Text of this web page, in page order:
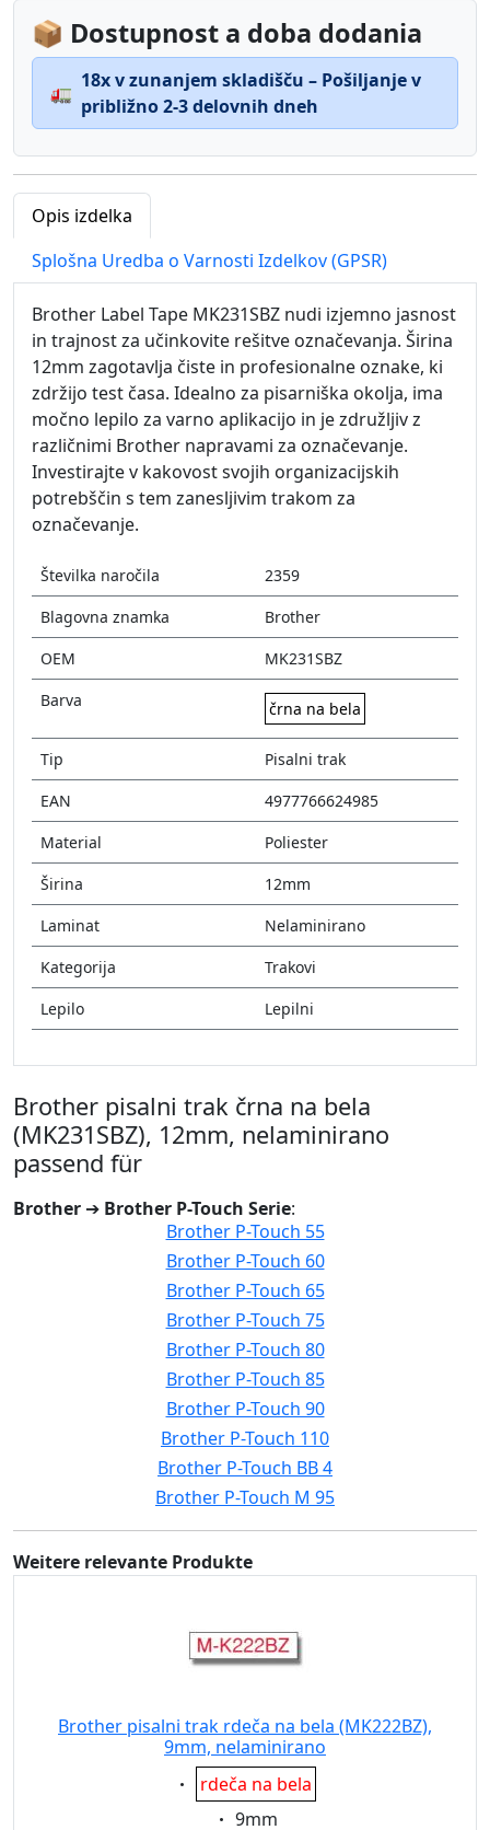
📦 Dostupnost a doba dodania
🚛
18x v zunanjem skladišču – Pošiljanje v
približno 2-3 delovnih dneh
Opis izdelka
Splošna Uredba o Varnosti Izdelkov (GPSR)
Brother Label Tape MK231SBZ nudi izjemno jasnost
in trajnost za učinkovite rešitve označevanja. Širina
12mm zagotavlja čiste in profesionalne oznake, ki
zdržijo test časa. Idealno za pisarniška okolja, ima
močno lepilo za varno aplikacijo in je združljiv z
različnimi Brother napravami za označevanje.
Investirajte v kakovost svojih organizacijskih
potrebščin s tem zanesljivim trakom za
označevanje.
Številka naročila
2359
Blagovna znamka
Brother
OEM
MK231SBZ
Barva
črna na bela
Tip
Pisalni trak
EAN
4977766624985
Material
Poliester
Širina
12mm
Laminat
Nelaminirano
Kategorija
Trakovi
Lepilo
Lepilni
Brother pisalni trak črna na bela
(MK231SBZ), 12mm, nelaminirano
passend für
Brother ➔ Brother P-Touch Serie:
Brother P-Touch 55
Brother P-Touch 60
Brother P-Touch 65
Brother P-Touch 75
Brother P-Touch 80
Brother P-Touch 85
Brother P-Touch 90
Brother P-Touch 110
Brother P-Touch BB 4
Brother P-Touch M 95
Weitere relevante Produkte
Brother pisalni trak rdeča na bela (MK222BZ),
9mm, nelaminirano
Eigenschaft:
rdeča na bela
Eigenschaft:
9mm